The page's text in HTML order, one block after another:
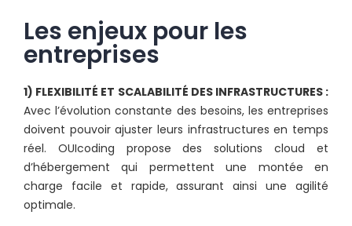
Les enjeux pour les
entreprises
1) FLEXIBILITÉ ET SCALABILITÉ DES INFRASTRUCTURES :
Avec l’évolution constante des besoins, les entreprises
doivent pouvoir ajuster leurs infrastructures en temps
réel. OUIcoding propose des solutions cloud et
d’hébergement qui permettent une montée en
charge facile et rapide, assurant ainsi une agilité
optimale.